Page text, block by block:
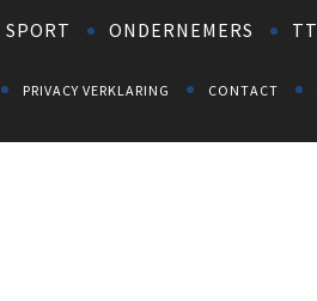
SPORT ONDERNEMERS TT
PRIVACY VERKLARING CONTACT